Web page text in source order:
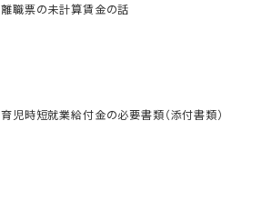
離職票の未計算賃金の話
育児時短就業給付金の必要書類（添付書類）